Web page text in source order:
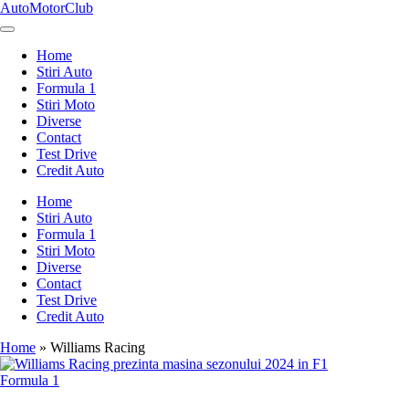
Skip
to
AutoMotorClub
Totul
masini
pasionatii
masini
Home
Stiri Auto
Formula 1
Stiri Moto
Diverse
Contact
Test Drive
Credit Auto
Home
Stiri Auto
Formula 1
Stiri Moto
Diverse
Contact
Test Drive
Credit Auto
Home » Williams Racing
Posted
Formula 1